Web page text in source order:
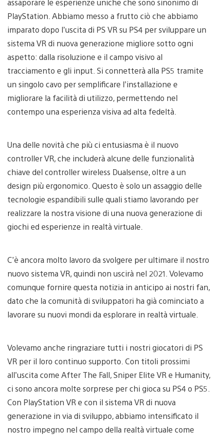
PlayStation. Abbiamo messo a frutto ciò che abbiamo
imparato dopo l’uscita di PS VR su PS4 per sviluppare un
sistema VR di nuova generazione migliore sotto ogni
aspetto: dalla risoluzione e il campo visivo al
tracciamento e gli input. Si connetterà alla PS5 tramite
un singolo cavo per semplificare l’installazione e
migliorare la facilità di utilizzo, permettendo nel
contempo una esperienza visiva ad alta fedeltà.
Una delle novità che più ci entusiasma è il nuovo
controller VR, che includerà alcune delle funzionalità
chiave del controller wireless Dualsense, oltre a un
design più ergonomico. Questo è solo un assaggio delle
tecnologie espandibili sulle quali stiamo lavorando per
realizzare la nostra visione di una nuova generazione di
giochi ed esperienze in realtà virtuale.
C’è ancora molto lavoro da svolgere per ultimare il nostro
nuovo sistema VR, quindi non uscirà nel 2021. Volevamo
comunque fornire questa notizia in anticipo ai nostri fan,
dato che la comunità di sviluppatori ha già cominciato a
lavorare su nuovi mondi da esplorare in realtà virtuale.
Volevamo anche ringraziare tutti i nostri giocatori di PS
VR per il loro continuo supporto. Con titoli prossimi
all’uscita come After The Fall, Sniper Elite VR e Humanity,
ci sono ancora molte sorprese per chi gioca su PS4 o PS5.
Con PlayStation VR e con il sistema VR di nuova
generazione in via di sviluppo, abbiamo intensificato il
nostro impegno nel campo della realtà virtuale come